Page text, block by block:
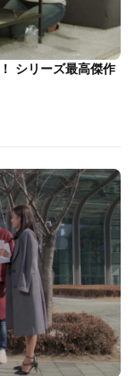
シリーズ最高傑作